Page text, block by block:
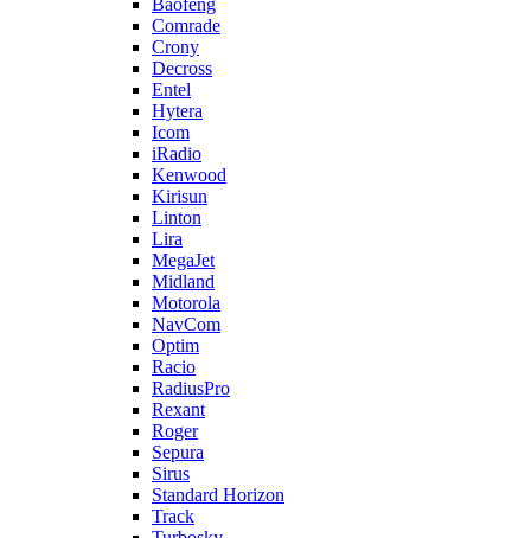
Baofeng
Comrade
Crony
Decross
Entel
Hytera
Icom
iRadio
Kenwood
Kirisun
Linton
Lira
MegaJet
Midland
Motorola
NavCom
Optim
Racio
RadiusPro
Rexant
Roger
Sepura
Sirus
Standard Horizon
Track